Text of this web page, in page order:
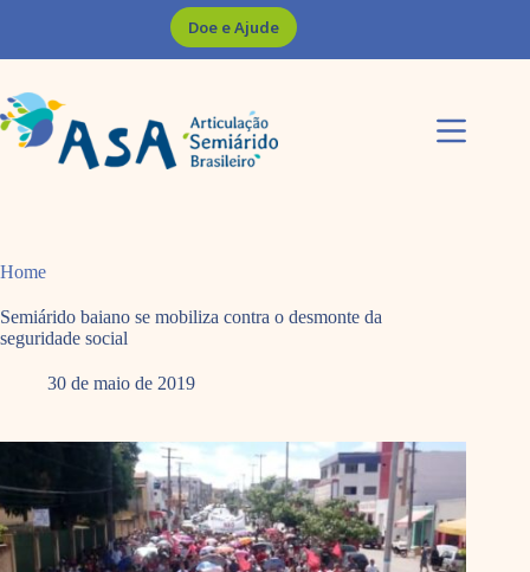
Doe e Ajude
Home
Semiárido baiano se mobiliza contra o desmonte da
seguridade social
30 de maio de 2019